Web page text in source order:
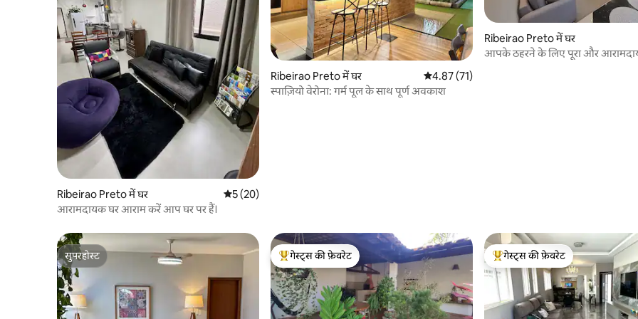
Ribeirao Preto में घर औसत रेटिंग 5 में से 5, 20 समीक्षाएँ
5 (20)
आरामदायक घर आराम करें आप घर पर हैं।
Ribeirao Preto में घर औसत रेटिंग 5 में से 4.87, 71 समीक्षाएँ
4.87 (71)
स्पाज़ियो वेरोना: गर्म पूल के साथ पूर्ण अवकाश
Ribeirao Preto में घर
आपके ठहरने के लिए पूरा और
सुपरहोस्ट
सुपरहोस्ट
गेस्ट्स का टॉप फ़ेवरेट
गेस्ट्स की फ़ेवरेट
गेस्ट्स का टॉप फ़ेवरेट
गेस्ट्स की फ़ेवरेट